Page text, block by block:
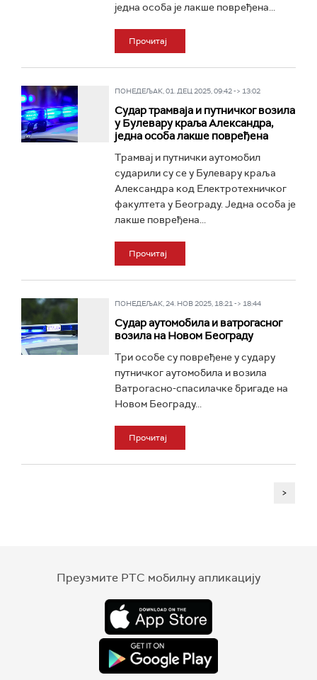
једна особа је лакше повређена...
Прочитај
ПОНЕДЕЉАК, 01. ДЕЦ 2025, 09:42 -> 13:02
Судар трамваја и путничког возила
у Булевару краља Александра,
једна особа лакше повређена
Трамвај и путнички аутомобил
сударили су се у Булевару краља
Александра код Електротехничког
факултета у Београду. Једна особа је
лакше повређена...
Прочитај
ПОНЕДЕЉАК, 24. НОВ 2025, 18:21 -> 18:44
Судар аутомобила и ватрогасног
возила на Новом Београду
Три особе су повређене у судару
путничког аутомобила и возила
Ватрогасно-спасилачке бригаде на
Новом Београду...
Прочитај
>
Преузмите РТС мобилну апликацију